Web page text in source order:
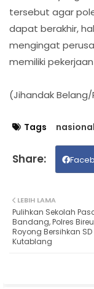
tersebut agar
dapat berakhir,
mengingat
memiliki
(Jihandak Belang/
Tags nasional
LEBIH LAMA
Pulihkan Sekolah
Bandang, Polres
Royong Bersihkan SD
Kutablang